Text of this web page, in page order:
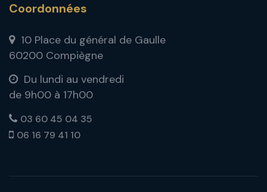
Coordonnées
10 Place du général de Gaulle
60200 Compiègne
Du lundi au vendredi
de 9h00 à 17h00
03 60 45 04 35
06 16 79 41 10